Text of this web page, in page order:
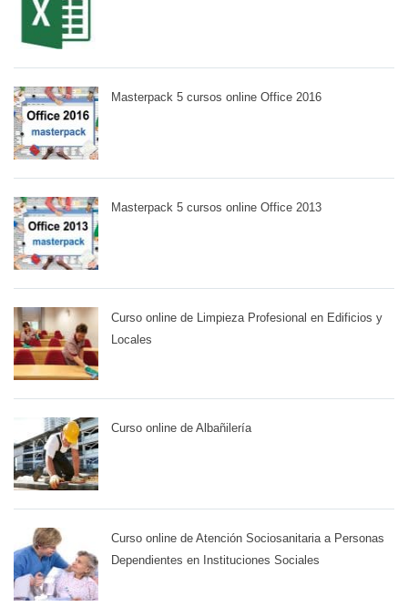
Masterpack 5 cursos online Office 2016
Masterpack 5 cursos online Office 2013
Curso online de Limpieza Profesional en Edificios y
Locales
Curso online de Albañilería
Curso online de Atención Sociosanitaria a Personas
Dependientes en Instituciones Sociales